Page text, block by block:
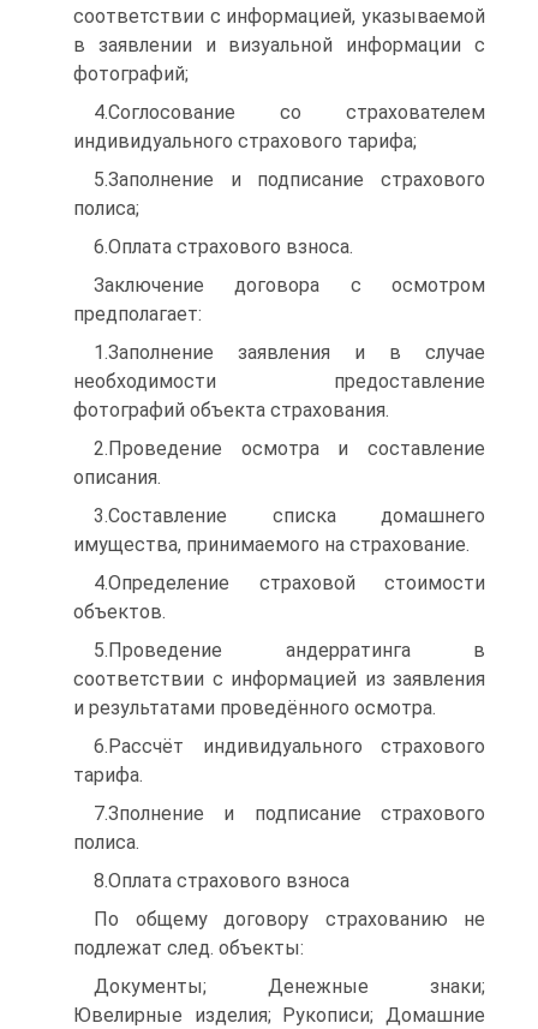
соответствии с информацией, указываемой
в заявлении и визуальной информации с
фотографий;
4.Соглосование со страхователем
индивидуального страхового тарифа;
5.Заполнение и подписание страхового
полиса;
6.Оплата страхового взноса.
Заключение договора с осмотром
предполагает:
1.Заполнение заявления и в случае
необходимости предоставление
фотографий объекта страхования.
2.Проведение осмотра и составление
описания.
3.Составление списка домашнего
имущества, принимаемого на страхование.
4.Определение страховой стоимости
объектов.
5.Проведение андерратинга в
соответствии с информацией из заявления
и результатами проведённого осмотра.
6.Рассчёт индивидуального страхового
тарифа.
7.Зполнение и подписание страхового
полиса.
8.Оплата страхового взноса
По общему договору страхованию не
подлежат след. объекты:
Документы; Денежные знаки;
Ювелирные изделия; Рукописи; Домашние